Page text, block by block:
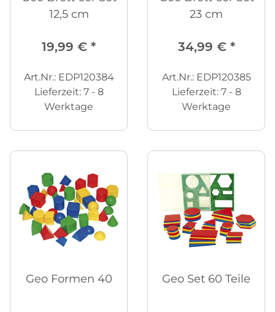
12,5 cm
19,99 € *
Art.Nr.: EDP120384
Lieferzeit: 7 - 8
Werktage
23 cm
34,99 € *
Art.Nr.: EDP120385
Lieferzeit: 7 - 8
Werktage
Geo Formen 40 Geo Set 60 Teile